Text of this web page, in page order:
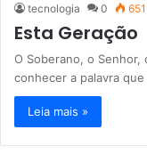
tecnologia 0 651
Esta Geração
O Soberano, o
conhecer a palavra
Leia mais »